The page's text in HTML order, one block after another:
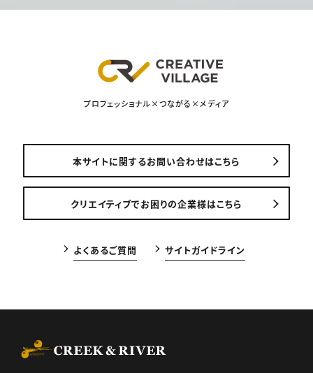
プロフェッショナル×つながる×メディア
本サイトに関するお問い合わせはこちら
クリエイティブでお困りの企業様はこちら
よくあるご質問 サイトガイドライン